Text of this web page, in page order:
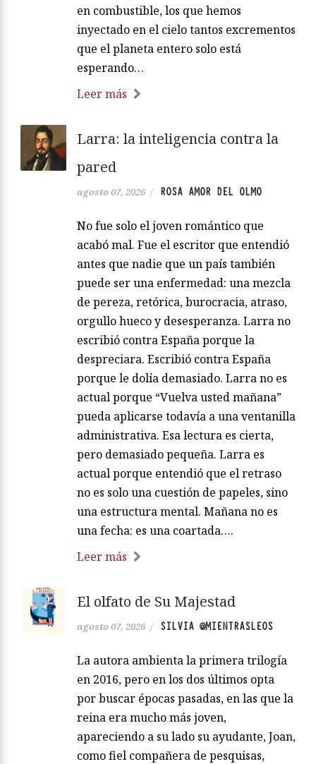
en combustible, los que hemos
inyectado en el cielo tantos excrementos
que el planeta entero solo está
esperando…
Leer más
Larra: la inteligencia contra la
pared
agosto 07, 2026 / ROSA AMOR DEL OLMO
No fue solo el joven romántico que
acabó mal. Fue el escritor que entendió
antes que nadie que un país también
puede ser una enfermedad: una mezcla
de pereza, retórica, burocracia, atraso,
orgullo hueco y desesperanza. Larra no
escribió contra España porque la
despreciara. Escribió contra España
porque le dolía demasiado. Larra no es
actual porque “Vuelva usted mañana”
pueda aplicarse todavía a una ventanilla
administrativa. Esa lectura es cierta,
pero demasiado pequeña. Larra es
actual porque entendió que el retraso
no es solo una cuestión de papeles, sino
una estructura mental. Mañana no es
una fecha: es una coartada….
Leer más
El olfato de Su Majestad
agosto 07, 2026 / SILVIA @MIENTRASLEOS
La autora ambienta la primera trilogía
en 2016, pero en los dos últimos opta
por buscar épocas pasadas, en las que la
reina era mucho más joven,
apareciendo a su lado su ayudante, Joan,
como fiel compañera de pesquisas,